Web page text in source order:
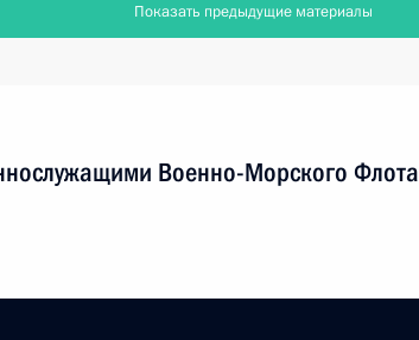
Показать предыдущие материалы
Военно-Морского Флота